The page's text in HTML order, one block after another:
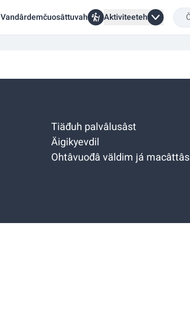
Vandârdemčuosâttuvah Aktiviteeteh
Tiäđuh palvâlusâst
Äigikyevdil
Ohtâvuođâ väldim já macâttâs